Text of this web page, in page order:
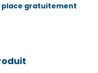
place gratuitement